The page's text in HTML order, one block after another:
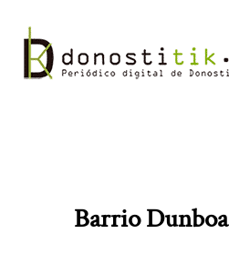
contenido
Barrio Dunboa